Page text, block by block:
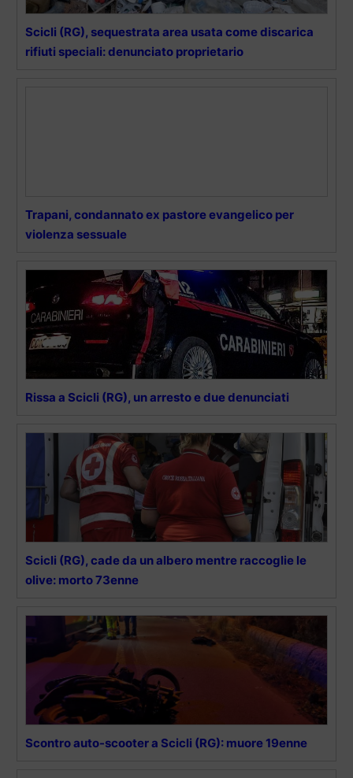
Scicli (RG), sequestrata area usata come discarica
rifiuti speciali: denunciato proprietario
Trapani, condannato ex pastore evangelico per
violenza sessuale
Rissa a Scicli (RG), un arresto e due denunciati
Scicli (RG), cade da un albero mentre raccoglie le
olive: morto 73enne
Scontro auto-scooter a Scicli (RG): muore 19enne